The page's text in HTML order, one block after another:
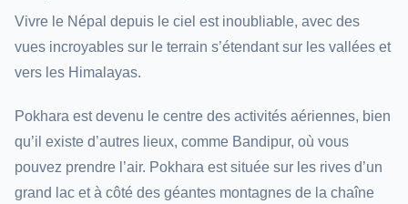
Vivre le Népal depuis le ciel est inoubliable, avec des
vues incroyables sur le terrain s’étendant sur les vallées et
vers les Himalayas.
Pokhara est devenu le centre des activités aériennes, bien
qu’il existe d’autres lieux, comme Bandipur, où vous
pouvez prendre l’air. Pokhara est située sur les rives d’un
grand lac et à côté des géantes montagnes de la chaîne